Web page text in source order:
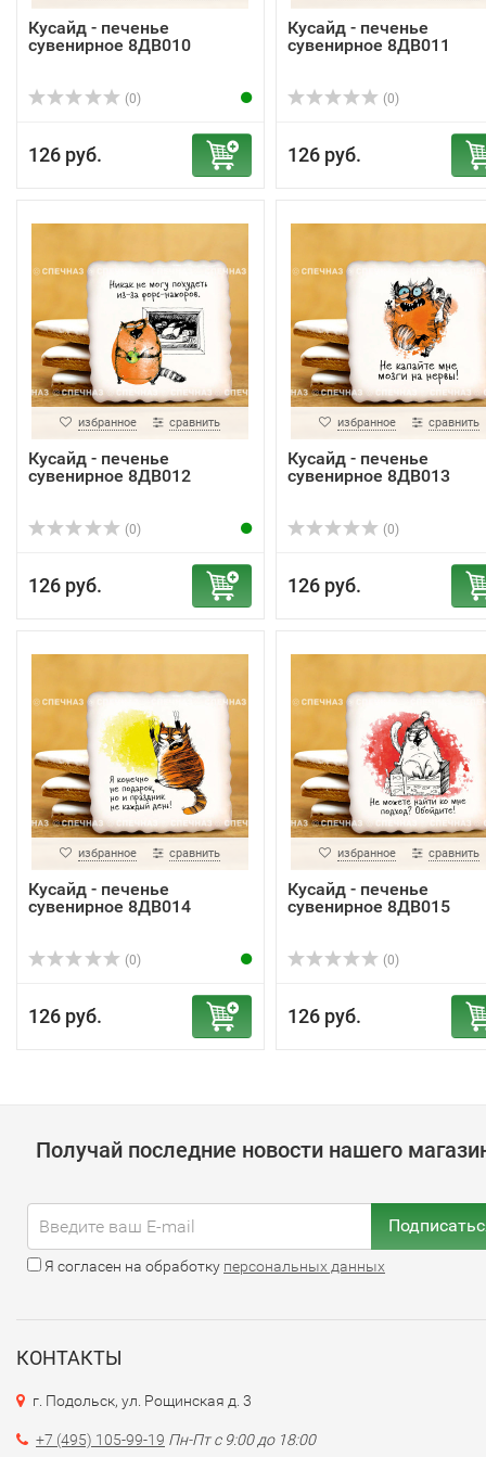
Кусайд - печенье
сувенирное 8ДВ010
(0)
126 руб.
Кусайд - печенье
сувенирное 8ДВ011
(0)
126 руб.
избранное сравнить
Кусайд - печенье
сувенирное 8ДВ012
(0)
126 руб.
избранное сравнить
Кусайд - печенье
сувенирное 8ДВ013
(0)
126 руб.
избранное сравнить
Кусайд - печенье
сувенирное 8ДВ014
(0)
126 руб.
избранное сравнить
Кусайд - печенье
сувенирное 8ДВ015
(0)
126 руб.
Получай последние новости нашего
Я согласен на обработку персональных данных
КОНТАКТЫ
г. Подольск, ул. Рощинская д. 3
+7 (495) 105-99-19 Пн-Пт с 9:00 до 18:00